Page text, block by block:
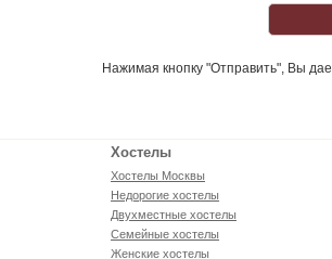
Нажимая кнопку "Отправить", Вы
Хостелы
Хостелы Москвы
Недорогие хостелы
Двухместные хостелы
Семейные хостелы
Женские хостелы